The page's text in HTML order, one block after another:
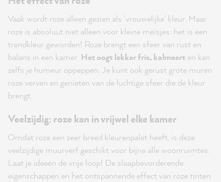
Vaak wordt roze alleen gezien als 'vrouwelijke' kleur. Maar
roze is absoluut niet alleen voor kleine meisjes: het is een
trendkleur geworden! Roze brengt een sfeer van rust en
balans in een kamer. Het oogt lekker fris, kalmeert en kan
zelfs je humeur oppeppen. Je kunt ook gerust grote muren
roze verven en genieten van de luchtige sfeer die de kleur
brengt.
Veelzijdig: roze kan in vrijwel elke kamer
Omdat roze een zeer breed kleurenpalet heeft, is deze
veelzijdige muurverf geschikt voor bijna alle woonruimtes.
Laat je ideeën de vrije loop! De slaapbevorderende
eigenschappen en het ontspannende effect van roze tinten